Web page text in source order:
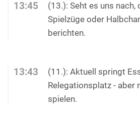
13:45
(13.): Seht es uns nach,
Spielzüge oder
berichten.
13:43
(11.): Aktuell springt
Relegationsplatz - aber
spielen.